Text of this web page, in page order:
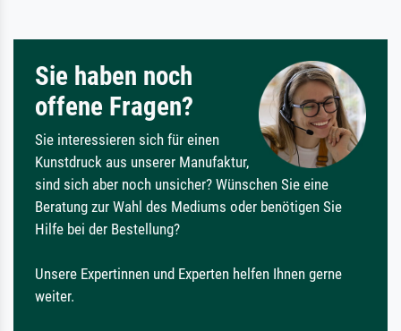
Sie haben noch
offene Fragen?
Sie interessieren sich für einen
Kunstdruck aus unserer Manufaktur,
sind sich aber noch unsicher? Wünschen Sie eine
Beratung zur Wahl des Mediums oder benötigen Sie
Hilfe bei der Bestellung?
Unsere Expertinnen und Experten helfen Ihnen gerne
weiter.